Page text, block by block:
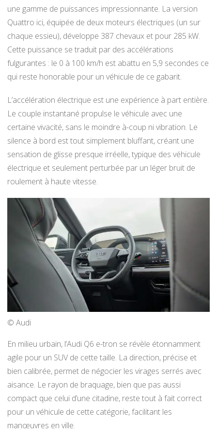
une gamme de puissances impressionnante. La version
Quattro ici, équipée de deux moteurs électriques (un sur
chaque essieu), développe 387 chevaux et pour 285 kW.
Cette puissance se traduit par des accélérations
fulgurantes : le 0 à 100 km/h est abattu en 5,9 secondes ce
qui reste honorable pour un véhicule de ce gabarit.
L’accélération électrique est une expérience à part entière.
Le couple instantané propulse le véhicule avec une
certaine vivacité, sans le moindre à-coup ni vibration. Le
silence à bord est tout simplement bluffant, créant une
sensation de glisse presque irréelle, typique des véhicule
électrique et seulement perturbée par un léger bruit de
roulement à haute vitesse.
© Audi
En milieu urbain, l’Audi Q6 e-tron se révèle étonnamment
agile pour un SUV de cette taille. La direction, précise et
bien calibrée, permet de négocier les virages serrés avec
aisance. Le rayon de braquage, bien que pas aussi
compact que celui d’une citadine, reste tout à fait correct
pour un véhicule de cette catégorie, facilitant les
manœuvres en ville.